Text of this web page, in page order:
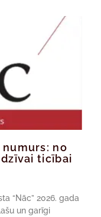
numurs: no
ticībai
“Nāc” 2026. gada
un garīgi